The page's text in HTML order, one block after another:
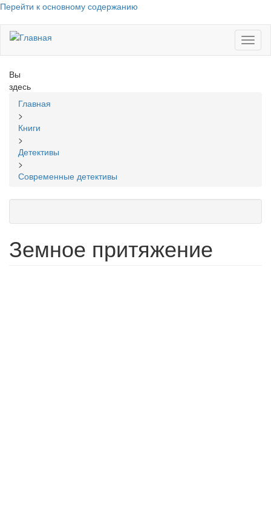
Перейти к основному содержанию
Вы
здесь
Главная
>
Книги
>
Детективы
>
Современные детективы
Земное притяжение